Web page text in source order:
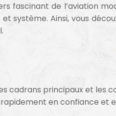
fascinant de l’aviation
système. Ainsi, vous
cadrans principaux et les
en confiance et